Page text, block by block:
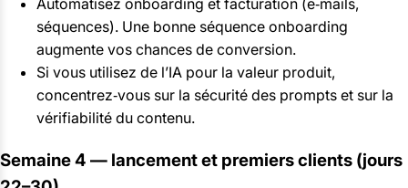
Automatisez onboarding et facturation (e‑mails,
séquences). Une bonne séquence onboarding
augmente vos chances de conversion.
Si vous utilisez de l’IA pour la valeur produit,
concentrez‑vous sur la sécurité des prompts et sur la
vérifiabilité du contenu.
Semaine 4 — lancement et premiers clients (jours